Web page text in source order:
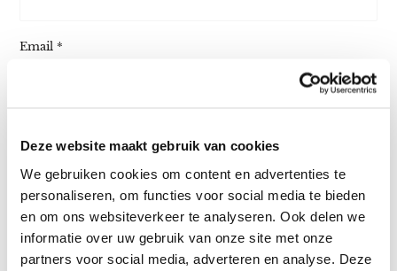
Deze website maakt gebruik van cookies
We gebruiken cookies om content en advertenties te
personaliseren, om functies voor social media te bieden
en om ons websiteverkeer te analyseren. Ook delen we
informatie over uw gebruik van onze site met onze
partners voor social media, adverteren en analyse. Deze
Email *